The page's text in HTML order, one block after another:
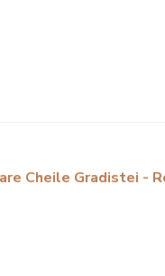
Cheile Gradistei -